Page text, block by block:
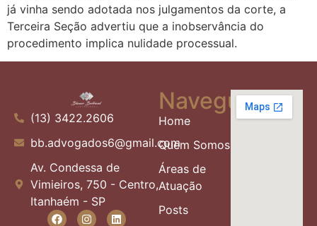
já vinha sendo adotada nos julgamentos da corte, a
Terceira Seção advertiu que a inobservância do
procedimento implica nulidade processual.
(13) 3422.2606
bb.advogados6@gmail.com
Av. Condessa de
Vimieiros, 750 - Centro,
Itanhaém - SP
Navegue
Home
Quem Somos
Áreas de
Atuação
Posts